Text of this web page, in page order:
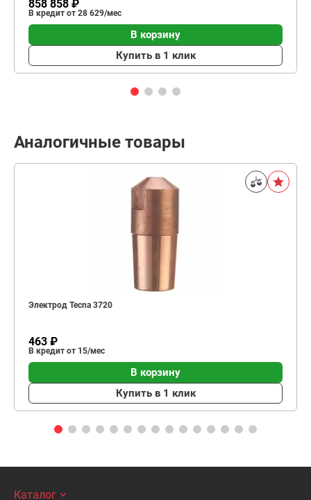
858 858 ₽
В кредит от 28 629/мес
В корзину
Купить в 1 клик
Аналогичные товары
Электрод Tecna 3720
463 ₽
В кредит от 15/мес
В корзину
Купить в 1 клик
Каталог